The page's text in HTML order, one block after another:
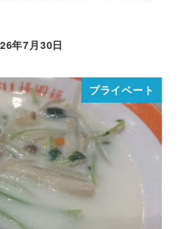
年7月30日
プライベート